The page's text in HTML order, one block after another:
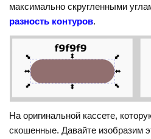
максимально скругленными
разность контуров.
На оригинальной кассете,
скошенные. Давайте изобразим